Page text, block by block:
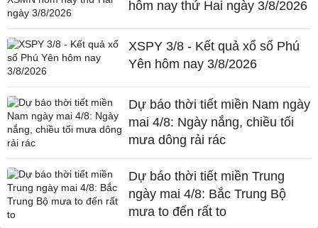
hôm nay thứ Hai ngày 3/8/2026
XSPY 3/8 - Kết quả xổ số Phú
Yên hôm nay 3/8/2026
Dự báo thời tiết miền Nam ngày
mai 4/8: Ngày nắng, chiều tối
mưa dông rải rác
Dự báo thời tiết miền Trung
ngày mai 4/8: Bắc Trung Bộ
mưa to đến rất to